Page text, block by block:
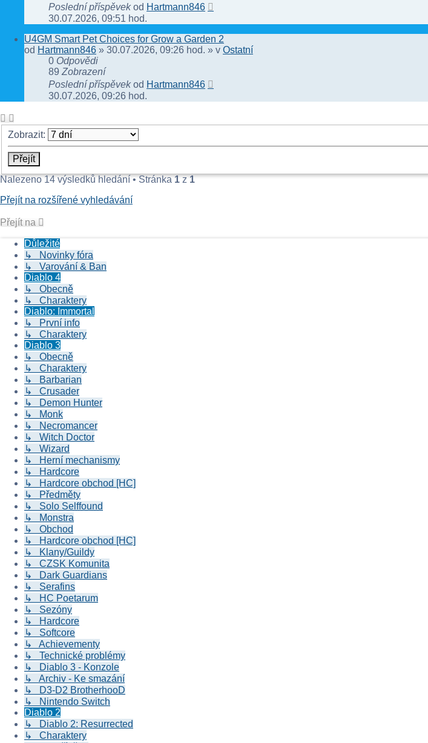
Poslední příspěvekod Hartmann846
30.07.2026, 09:51 hod.
U4GM Smart Pet Choices for Grow a Garden 2
od Hartmann846 » 30.07.2026, 09:26 hod. » v Ostatní
0 Odpovědi
89 Zobrazení
Poslední příspěvekod Hartmann846
30.07.2026, 09:26 hod.
Zobrazit:
Nalezeno 14 výsledků hledání • Stránka 1 z 1
Přejít na rozšířené vyhledávání
Přejít na
Důležité
↳ Novinky fóra
↳ Varování & Ban
Diablo 4
↳ Obecně
↳ Charaktery
Diablo: Immortal
↳ První info
↳ Charaktery
Diablo 3
↳ Obecně
↳ Charaktery
↳ Barbarian
↳ Crusader
↳ Demon Hunter
↳ Monk
↳ Necromancer
↳ Witch Doctor
↳ Wizard
↳ Herní mechanismy
↳ Hardcore
↳ Hardcore obchod [HC]
↳ Předměty
↳ Solo Selffound
↳ Monstra
↳ Obchod
↳ Hardcore obchod [HC]
↳ Klany/Guildy
↳ CZSK Komunita
↳ Dark Guardians
↳ Serafins
↳ HC Poetarum
↳ Sezóny
↳ Hardcore
↳ Softcore
↳ Achievementy
↳ Technické problémy
↳ Diablo 3 - Konzole
↳ Archiv - Ke smazání
↳ D3-D2 BrotherhooD
↳ Nintendo Switch
Diablo 2
↳ Diablo 2: Resurrected
↳ Charaktery